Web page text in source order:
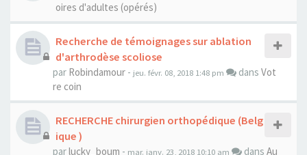
oires d'adultes (opérés)
Recherche de témoignages sur ablation
d'arthrodèse scoliose
par Robindamour - jeu. févr. 08, 2018 1:48 pm dans Vot
re coin
RECHERCHE chirurgien orthopédique (Belg
ique )
parlucky_boum - mar. janv. 23, 2018 10:10 am dans Au